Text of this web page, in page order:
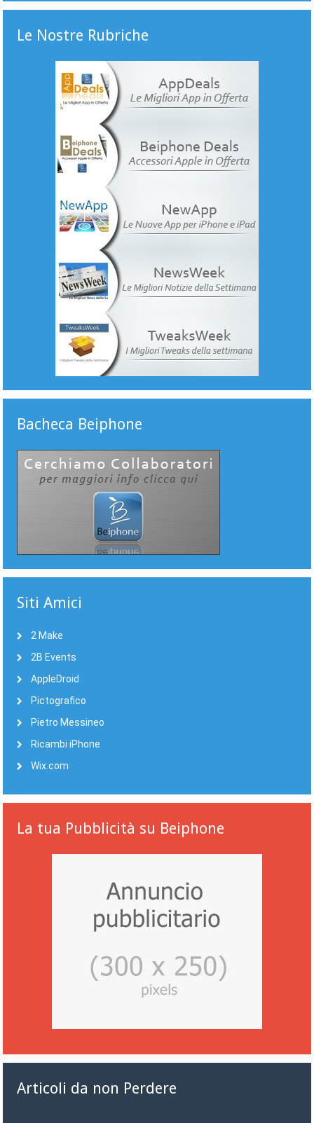
Le Nostre Rubriche
Bacheca Beiphone
Siti Amici
2 Make
2B Events
AppleDroid
Pictografico
Pietro Messineo
Ricambi iPhone
Wix.com
La tua Pubblicità su Beiphone
Articoli da non Perdere